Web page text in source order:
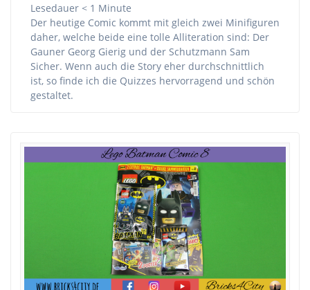
Lesedauer < 1 Minute
Der heutige Comic kommt mit gleich zwei Minifiguren
daher, welche beide eine tolle Alliteration sind: Der
Gauner Georg Gierig und der Schutzmann Sam
Sicher. Wenn auch die Story eher durchschnittlich
ist, so finde ich die Quizzes hervorragend und schön
gestaltet.